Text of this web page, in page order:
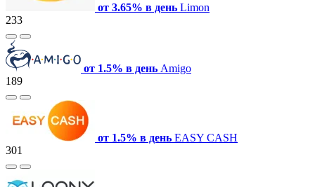
от 3.65% в день Limon
233
от 1.5% в день Amigo
189
от 1.5% в день EASY CASH
301